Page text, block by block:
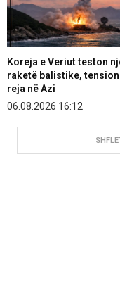
Koreja e Veriut teston
raketë balistike,
reja në Azi
06.08.2026 16:12